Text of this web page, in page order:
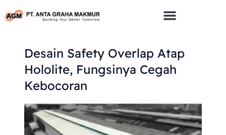
To
Desain Safety Overlap Atap
Hololite, Fungsinya Cegah
Kebocoran